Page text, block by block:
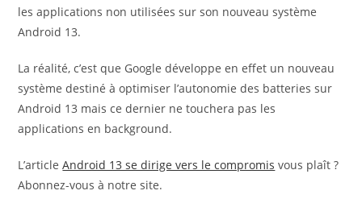
les applications non utilisées sur son nouveau système
Android 13.
La réalité, c’est que Google développe en effet un nouveau
système destiné à optimiser l’autonomie des batteries sur
Android 13 mais ce dernier ne touchera pas les
applications en background.
L’articleAndroid 13 se dirige vers le compromis vous plaît ?
Abonnez-vous à notre site.